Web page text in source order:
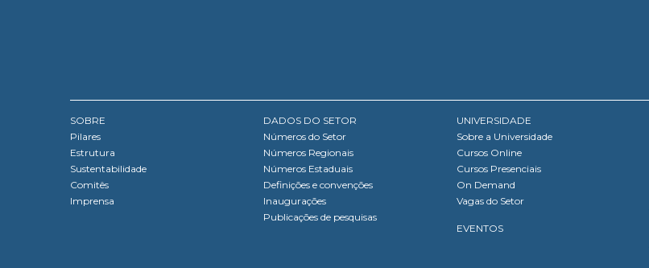
SOBRE
Pilares
Estrutura
Sustentabilidade
Comitês
Imprensa
DADOS DO SETOR
Números do Setor
Números Regionais
Números Estaduais
Definições e convenções
Inaugurações
Publicações de pesquisas
UNIVERSIDADE
Sobre a Universidade
Cursos Online
Cursos Presenciais
On Demand
Vagas do Setor
EVENTOS